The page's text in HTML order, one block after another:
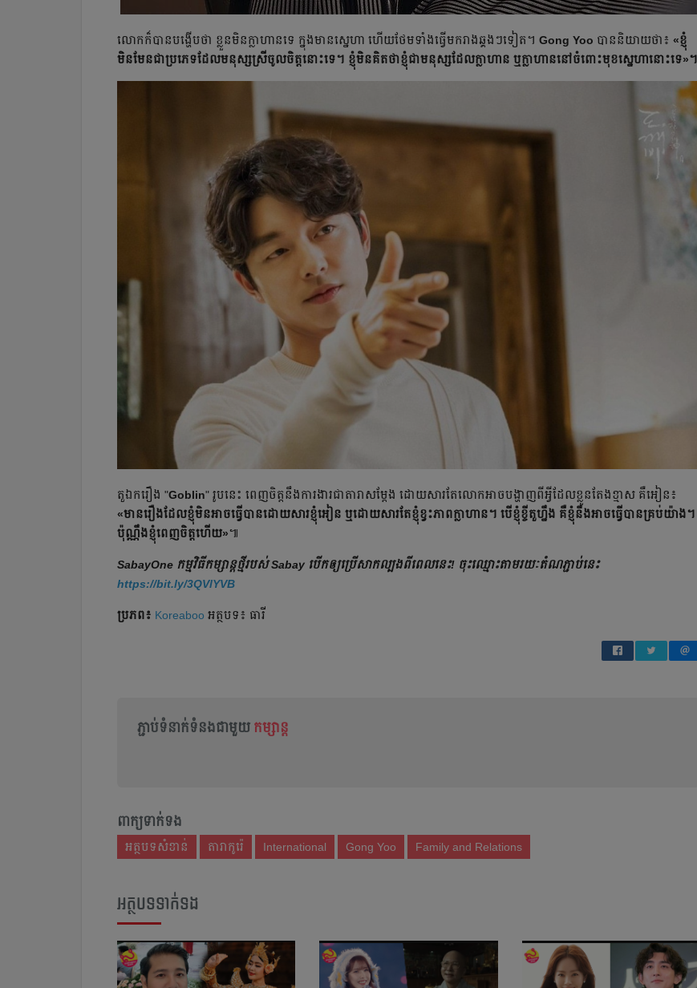
លោកក៏បានបង្ហើបថា ខ្លួនមិន​ក្លាហាន​ទេ​ ក្នុង​មាន​ស្នេហា ហើយថែមទាំងធ្វើមករាងឆ្គងៗទៀត។ Gong Yoo បាននិយាយថា៖ «ខ្ញុំ
មិនមែនជាប្រភេទដែលមនុស្សស្រីចូលចិត្តនោះទេ។ ខ្ញុំ​មិន​គិត​ថា​ខ្ញុំ​ជា​មនុស្ស​ដែល​ក្លាហាន ឬ​ក្លាហាន​នៅ​ចំពោះ​មុខ​ស្នេហា​នោះ​ទេ»។
តួឯករឿង "Goblin" រូបនេះ ពេញចិត្តនឹងការងារជាតារាសម្តែង ដោយសារតែលោកអាចបង្ហាញពីអ្វីដែលខ្លួនតែងខ្មាស គឺអៀន៖
«មាន​រឿង​ដែល​ខ្ញុំ​មិន​អាច​ធ្វើ​បាន​ដោយ​សារ​ខ្ញុំ​អៀន ឬ​ដោយ​សារ​តែ​ខ្ញុំ​ខ្វះភាពក្លាហាន។ បើ​ខ្ញុំ​ខ្ចី​តួ​ហ្នឹង គឺខ្ញុំ​នឹងអាច​ធ្វើ​បាន​គ្រប់​យ៉ាង។
ប៉ុណ្ណឹងខ្ញុំពេញចិត្តហើយ»៕
SabayOne កម្មវិធីកម្សាន្តថ្មីរបស់ Sabay បើកឲ្យប្រើសាកល្បងពីពេលនេះ! ចុះឈ្មោះតាមរយៈតំណភ្ជាប់នេះ
https://bit.ly/3QVlYVB
ប្រភព៖ Koreaboo អត្ថបទ៖ ធារី
ភ្ជាប់ទំនាក់ទំនងជាមួយ កម្សាន្ត
ពាក្យទាក់ទង
អត្ថបទសំខាន់ តារាកូរ៉េ International Gong Yoo Family and Relations
អត្ថបទទាក់ទង